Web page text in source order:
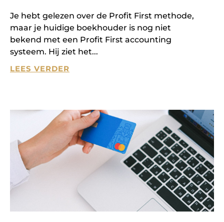
Je hebt gelezen over de Profit First methode,
maar je huidige boekhouder is nog niet
bekend met een Profit First accounting
systeem. Hij ziet het
LEES VERDER